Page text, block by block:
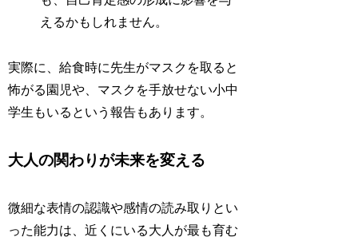
えるかもしれません。
実際に、給食時に先生がマスクを取ると
怖がる園児や、マスクを手放せない小中
学生もいるという報告もあります。
大人の関わりが未来を変える
微細な表情の認識や感情の読み取りとい
った能力は、近くにいる大人が最も育む